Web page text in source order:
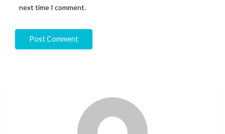
next time I comment.